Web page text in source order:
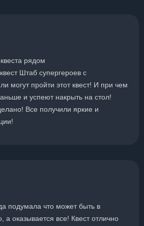
рядом
Штаб супергероев с
могут пройти этот квест! И при чем
и успеют накрыть на стол!
Все получили яркие и
подумала что может быть в
а оказывается все! Квест отлично